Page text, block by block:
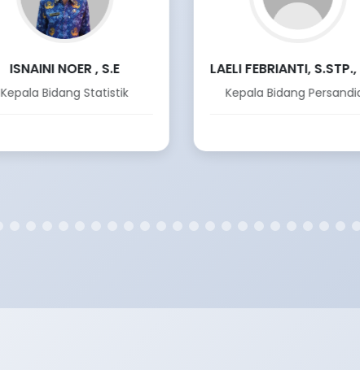
ISNAINI NOER , S.E
Kepala Bidang Statistik
LAELI FEBRIANTI, S.STP.,
Kepala Bidang